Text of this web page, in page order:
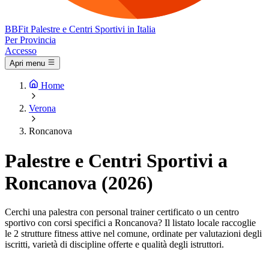
BBFit Palestre e Centri Sportivi in Italia
Per Provincia
Accesso
Apri menu
Home
Verona
Roncanova
Palestre e Centri Sportivi a
Roncanova (2026)
Cerchi una palestra con personal trainer certificato o un centro
sportivo con corsi specifici a Roncanova? Il listato locale raccoglie
le 2 strutture fitness attive nel comune, ordinate per valutazioni degli
iscritti, varietà di discipline offerte e qualità degli istruttori.